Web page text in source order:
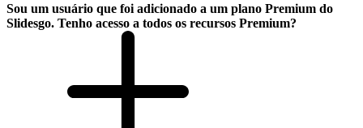
Sou um usuário que foi adicionado a um plano Premium do
Slidesgo. Tenho acesso a todos os recursos Premium?